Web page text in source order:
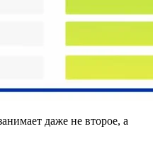
даже не второе, а